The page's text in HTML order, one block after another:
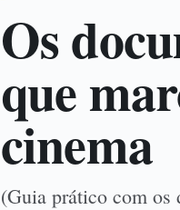
Os
que
cinema
(Guia prático com os